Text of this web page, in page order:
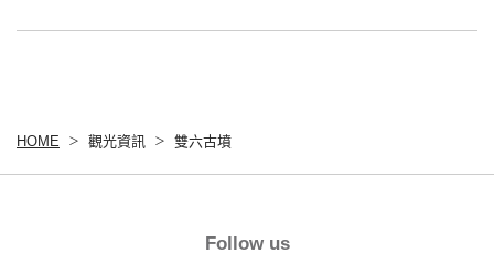
HOME 觀光資訊 雙六古墳
Follow us